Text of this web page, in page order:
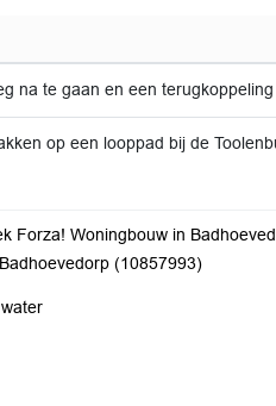
na te gaan en een
op een looppad bij de
Forza! Woningbouw in
(10857993)